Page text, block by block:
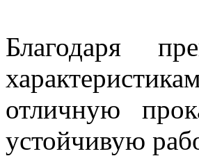
Благодаря
отличную
устойчивую